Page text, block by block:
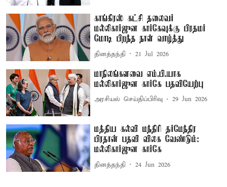
காங்கிரஸ் கட்சி தலைவர்
மல்லிகார்ஜுன கார்கேவுக்கு பிரதமர்
மோடி பிறந்த நாள் வாழ்த்து
தினத்தந்தி 21 Jul 2026
மாநிலங்களவை எம்.பி.யாக
மல்லிகார்ஜுன கார்கே பதவியேற்பு
அரசியல் செய்திப்பிரிவு 29 Jun 2026
மத்திய கல்வி மந்திரி தர்மேந்திர
பிரதான் பதவி விலக வேண்டும்:
மல்லிகார்ஜுன கார்கே
தினத்தந்தி 24 Jun 2026